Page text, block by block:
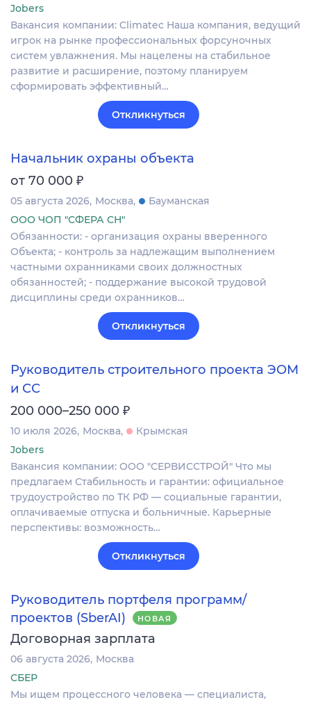
Jobers
Вакансия компании: Climatec Наша компания, ведущий
игрок на рынке профессиональных форсуночных
систем увлажнения. Мы нацелены на стабильное
развитие и расширение, поэтому планируем
сформировать эффективный…
Откликнуться
Начальник охраны объекта
от 70 000 ₽
05 августа 2026 Москва
Бауманская
ООО ЧОП "СФЕРА СН"
Обязанности: - организация охраны вверенного
Объекта; - контроль за надлежащим выполнением
частными охранниками своих должностных
обязанностей; - поддержание высокой трудовой
дисциплины среди охранников…
Откликнуться
Руководитель строительного проекта ЭОМ
и СС
200 000–250 000 ₽
10 июля 2026 Москва
Крымская
Jobers
Вакансия компании: ООО "СЕРВИССТРОЙ" Что мы
предлагаем Стабильность и гарантии: официальное
трудоустройство по ТК РФ — социальные гарантии,
оплачиваемые отпуска и больничные. Карьерные
перспективы: возможность…
Откликнуться
Руководитель портфеля программ/
проектов (SberAI)
НОВАЯ
Договорная зарплата
06 августа 2026 Москва
СБЕР
Мы ищем процессного человека — специалиста,